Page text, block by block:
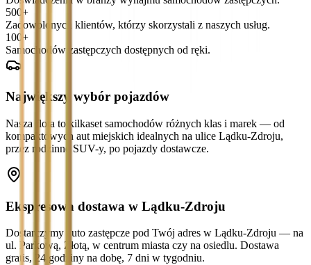
500+
Zadowolonych klientów, którzy skorzystali z naszych usług.
100+
Samochodów zastępczych dostępnych od ręki.
Największy wybór pojazdów
Nasza flota to kilkaset samochodów różnych klas i marek — od
kompaktowych aut miejskich idealnych na ulice Lądku-Zdroju,
przez rodzinne SUV-y, po pojazdy dostawcze.
Ekspresowa dostawa w Lądku-Zdroju
Dostarczymy auto zastępcze pod Twój adres w Lądku-Zdroju — na
ul. Parkową, Złotą, w centrum miasta czy na osiedlu. Dostawa
gratis, 24 godziny na dobę, 7 dni w tygodniu.